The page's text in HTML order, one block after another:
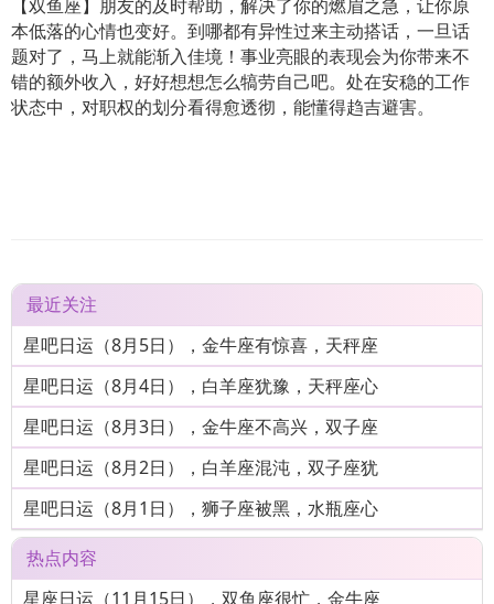
【双鱼座】朋友的及时帮助，解决了你的燃眉之急，让你原
本低落的心情也变好。到哪都有异性过来主动搭话，一旦话
题对了，马上就能渐入佳境！事业亮眼的表现会为你带来不
错的额外收入，好好想想怎么犒劳自己吧。处在安稳的工作
状态中，对职权的划分看得愈透彻，能懂得趋吉避害。
最近关注
星吧日运（8月5日），金牛座有惊喜，天秤座
星吧日运（8月4日），白羊座犹豫，天秤座心
星吧日运（8月3日），金牛座不高兴，双子座
星吧日运（8月2日），白羊座混沌，双子座犹
星吧日运（8月1日），狮子座被黑，水瓶座心
热点内容
星座日运（11月15日），双鱼座很忙，金牛座